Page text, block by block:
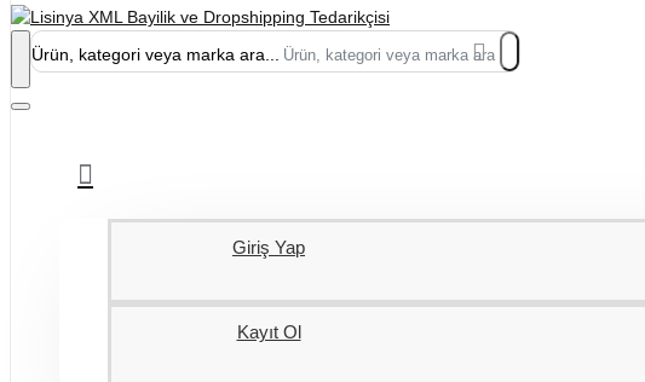
Ürün, kategori veya marka ara...
Giriş Yap
Kayıt Ol